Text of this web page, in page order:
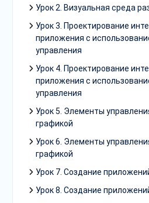
Урок 2. Визуальная среда
Урок 3. Проектирование
приложения с
управления
Урок 4. Проектирование
приложения с
управления
Урок 5. Элементы
графикой
Урок 6. Элементы
графикой
Урок 7. Создание
Урок 8. Создание